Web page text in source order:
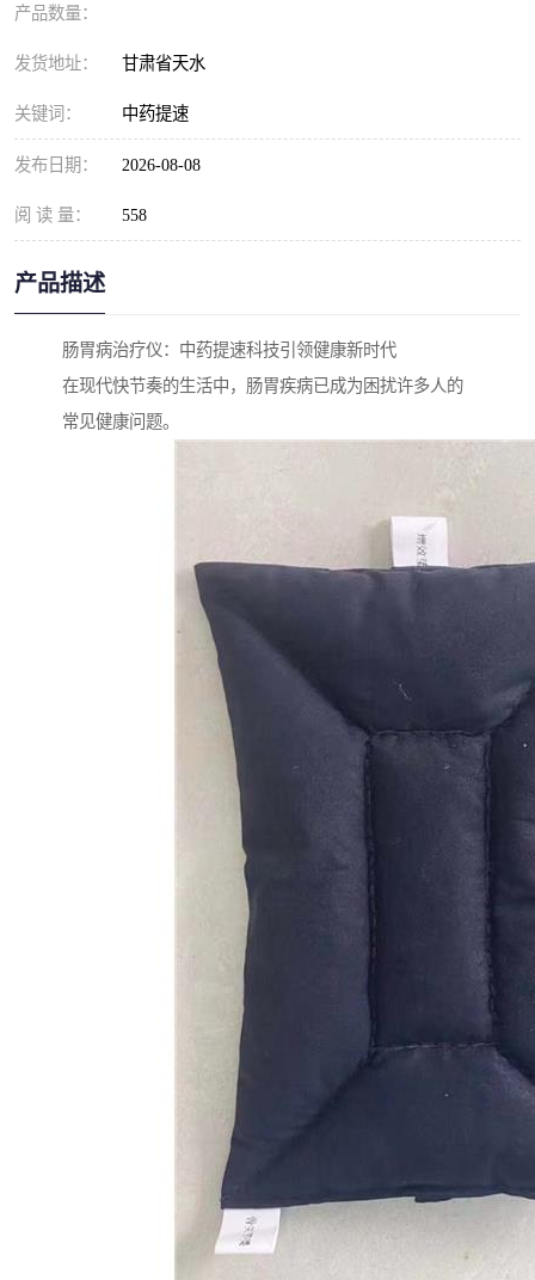
产品数量：
发货地址： 甘肃省天水
关键词： 中药提速
发布日期： 2026-08-08
阅 读 量： 558
产品描述
肠胃病治疗仪：中药提速科技引领健康新时代
在现代快节奏的生活中，肠胃疾病已成为困扰许多人的
常见健康问题。